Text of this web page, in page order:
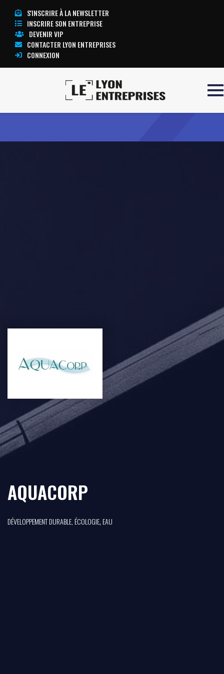
S'INSCRIRE À LA NEWSLETTER
INSCRIRE SON ENTREPRISE
DEVENIR VIP
CONTACTER LYON ENTREPRISES
CONNEXION
AQUACORP
DÉVELOPPEMENT DURABLE, ÉCOLOGIE,EAU